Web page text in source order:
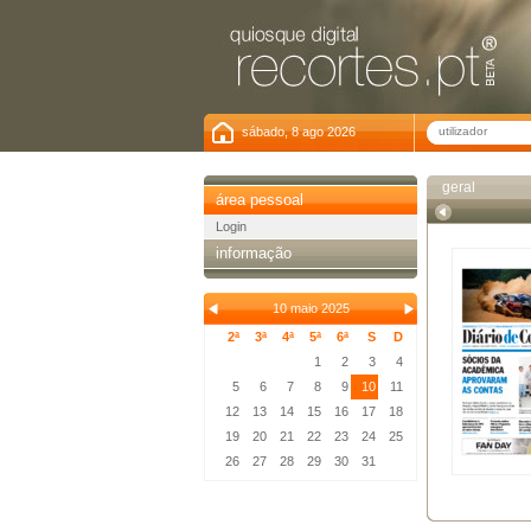
sábado, 8 ago 2026
área pessoal
Login
informação
10 maio 2025
2ª
3ª 4ª 5ª 6ª S
D
1
2 3
4
5
6 7 8 9 10
11
12
13 14 15 16 17
18
19
20 21 22 23 24
25
26
27 28 29 30 31
geral